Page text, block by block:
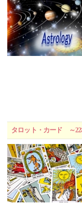
タロット・カード ～22